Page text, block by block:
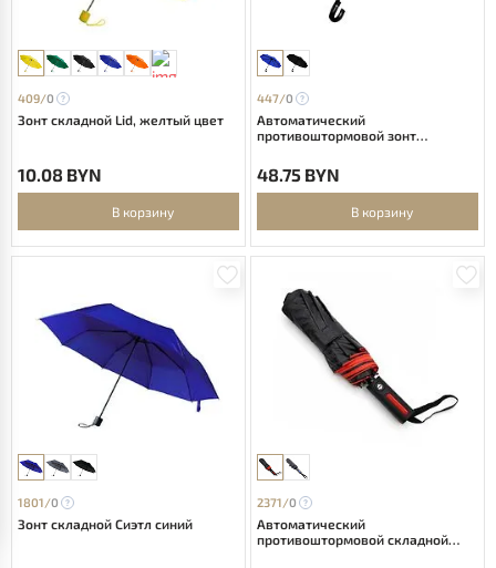
409/0
Зонт складной Lid, желтый цвет
10.08 BYN
В корзину
447/0
Автоматический
противоштормовой зонт
48.75 BYN
В корзину
1801/0
Зонт складной Сиэтл синий
2371/0
Автоматический
противоштормовой складной